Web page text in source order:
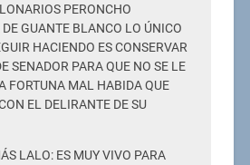
PERONCHO
GUANTE BLANCO LO ÚNICO
HACIENDO ES CONSERVAR
SENADOR PARA QUE NO SE LE
FORTUNA MAL HABIDA QUE
EL DELIRANTE DE SU
LALO: ES MUY VIVO PARA